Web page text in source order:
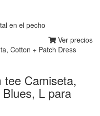
en el pecho
Ver precios
Camiseta,
L para